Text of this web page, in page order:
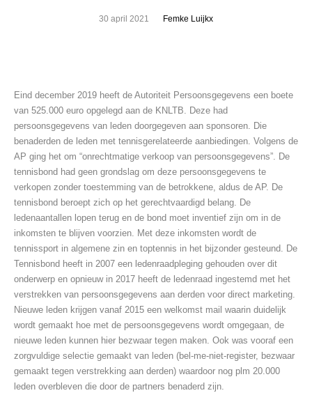
30 april 2021 Femke Luijkx
Eind december 2019 heeft de Autoriteit Persoonsgegevens een boete
van 525.000 euro opgelegd aan de KNLTB. Deze had
persoonsgegevens van leden doorgegeven aan sponsoren. Die
benaderden de leden met tennisgerelateerde aanbiedingen. Volgens de
AP ging het om “onrechtmatige verkoop van persoonsgegevens”. De
tennisbond had geen grondslag om deze persoonsgegevens te
verkopen zonder toestemming van de betrokkene, aldus de AP. De
tennisbond beroept zich op het gerechtvaardigd belang. De
ledenaantallen lopen terug en de bond moet inventief zijn om in de
inkomsten te blijven voorzien. Met deze inkomsten wordt de
tennissport in algemene zin en toptennis in het bijzonder gesteund. De
Tennisbond heeft in 2007 een ledenraadpleging gehouden over dit
onderwerp en opnieuw in 2017 heeft de ledenraad ingestemd met het
verstrekken van persoonsgegevens aan derden voor direct marketing.
Nieuwe leden krijgen vanaf 2015 een welkomst mail waarin duidelijk
wordt gemaakt hoe met de persoonsgegevens wordt omgegaan, de
nieuwe leden kunnen hier bezwaar tegen maken. Ook was vooraf een
zorgvuldige selectie gemaakt van leden (bel-me-niet-register, bezwaar
gemaakt tegen verstrekking aan derden) waardoor nog plm 20.000
leden overbleven die door de partners benaderd zijn.